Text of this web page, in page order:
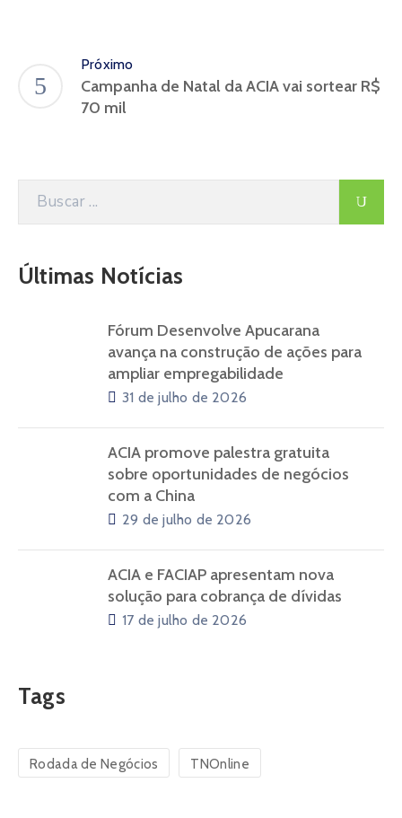
Próximo
Campanha de Natal da ACIA vai sortear R$
70 mil
Últimas Notícias
Fórum Desenvolve Apucarana
avança na construção de ações para
ampliar empregabilidade
31 de julho de 2026
ACIA promove palestra gratuita
sobre oportunidades de negócios
com a China
29 de julho de 2026
ACIA e FACIAP apresentam nova
solução para cobrança de dívidas
17 de julho de 2026
Tags
Rodada de Negócios TNOnline